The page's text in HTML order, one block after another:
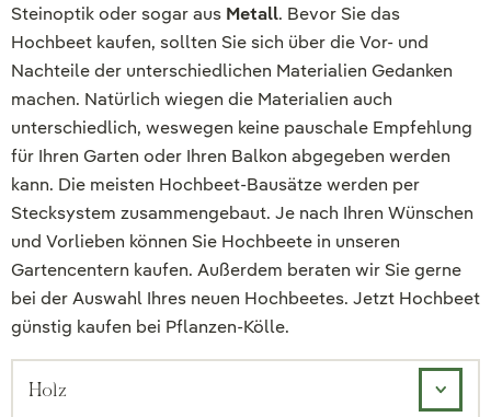
Steinoptik oder sogar aus Metall. Bevor Sie das
Hochbeet kaufen, sollten Sie sich über die Vor- und
Nachteile der unterschiedlichen Materialien Gedanken
machen. Natürlich wiegen die Materialien auch
unterschiedlich, weswegen keine pauschale Empfehlung
für Ihren Garten oder Ihren Balkon abgegeben werden
kann. Die meisten Hochbeet-Bausätze werden per
Stecksystem zusammengebaut. Je nach Ihren Wünschen
und Vorlieben können Sie Hochbeete in unseren
Gartencentern kaufen. Außerdem beraten wir Sie gerne
bei der Auswahl Ihres neuen Hochbeetes. Jetzt Hochbeet
günstig kaufen bei Pflanzen-Kölle.
Holz